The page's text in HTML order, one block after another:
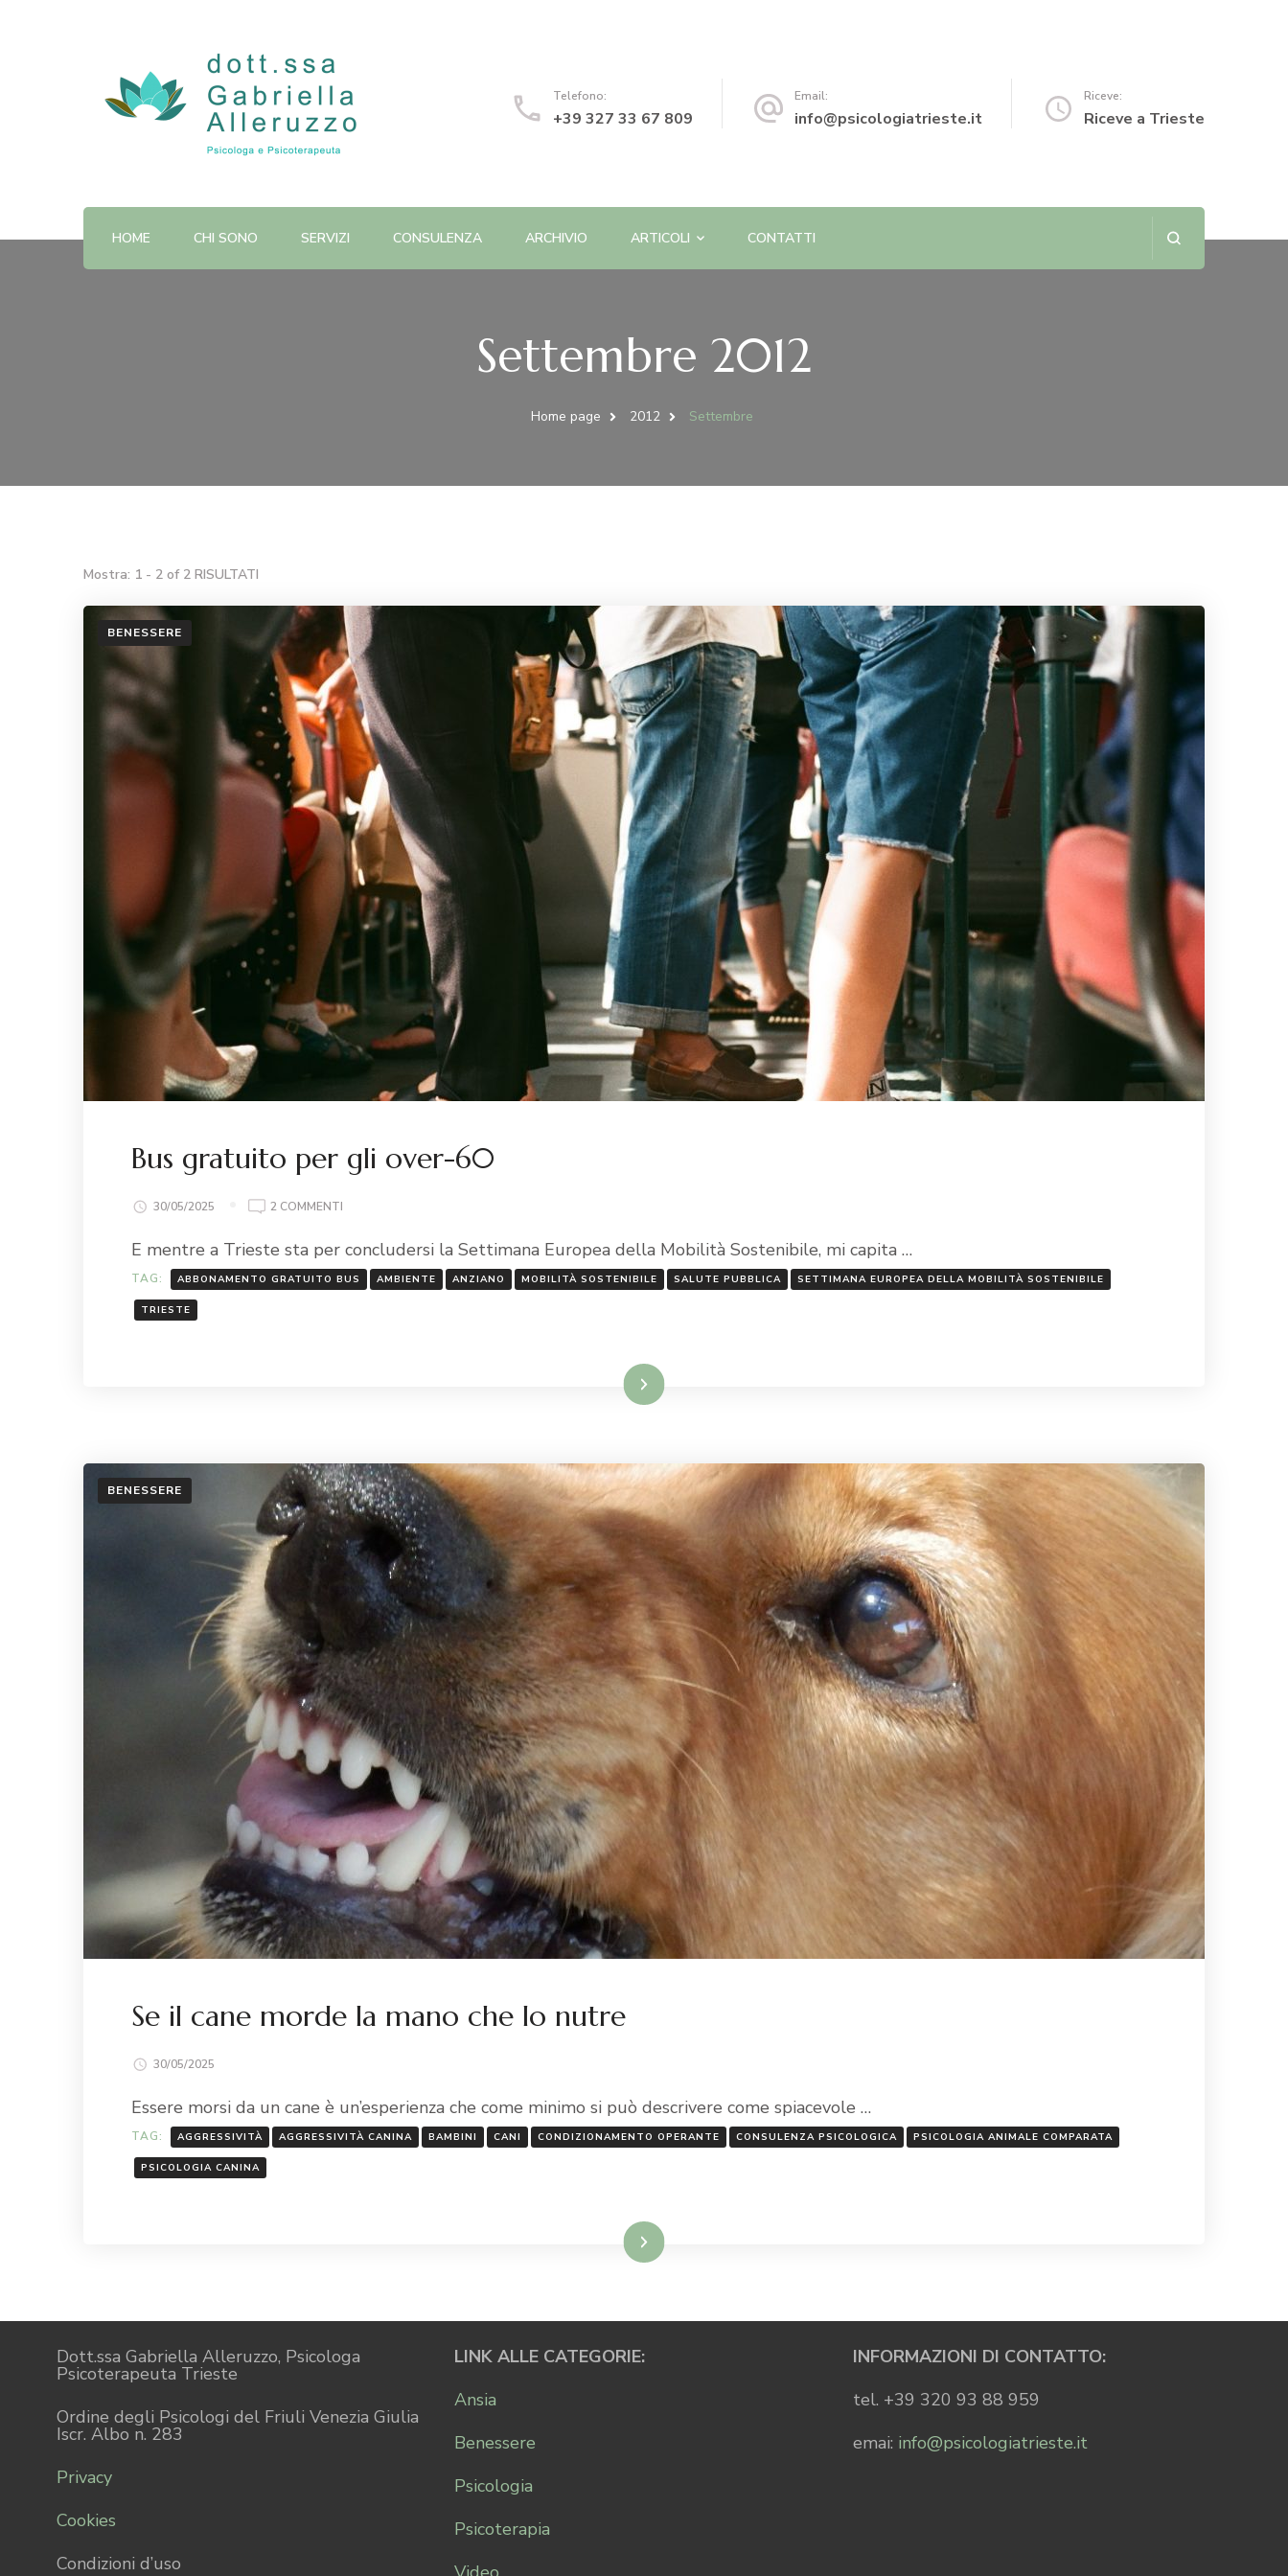
Dott.ssa Gabriella Alleruzzo | Psicologa e Psicoterapeuta
Telefono:
+39 327 33 67 809
Email:
info@psicologiatrieste.it
Riceve:
Riceve a Trieste
HOME CHI SONO SERVIZI CONSULENZA ARCHIVIO ARTICOLI CONTATTI
Settembre 2012
Home page 2012 Settembre
Mostra: 1 - 2 of 2 RISULTATI
BENESSERE
Bus gratuito per gli over-60
30/05/2025 2 COMMENTI
E mentre a Trieste sta per concludersi la Settimana Europea della Mobilità Sostenibile, mi capita …
TAG: ABBONAMENTO GRATUITO BUS AMBIENTE ANZIANO MOBILITÀ SOSTENIBILE SALUTE PUBBLICA SETTIMANA EUROPEA DELLA MOBILITÀ SOSTENIBILE
TRIESTE
Leggi...
BENESSERE
Se il cane morde la mano che lo nutre
30/05/2025
Essere morsi da un cane è un’esperienza che come minimo si può descrivere come spiacevole …
TAG: AGGRESSIVITÀ AGGRESSIVITÀ CANINA BAMBINI CANI CONDIZIONAMENTO OPERANTE CONSULENZA PSICOLOGICA PSICOLOGIA ANIMALE COMPARATA
PSICOLOGIA CANINA
Leggi...
Dott.ssa Gabriella Alleruzzo, Psicologa
Psicoterapeuta Trieste
Ordine degli Psicologi del Friuli Venezia Giulia
Iscr. Albo n. 283
Privacy
Cookies
Condizioni d’uso
LINK ALLE CATEGORIE:
Ansia
Benessere
Psicologia
Psicoterapia
INFORMAZIONI DI CONTATTO:
tel. +39 320 93 88 959
emai: info@psicologiatrieste.it